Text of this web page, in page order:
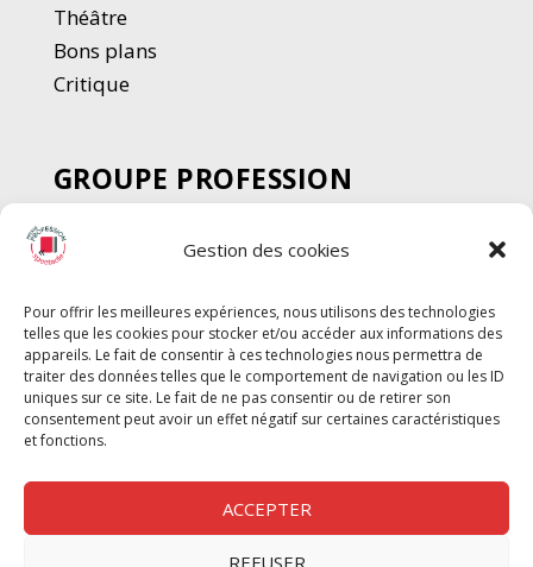
Gestion des cookies
Pour offrir les meilleures expériences, nous utilisons des technologies
telles que les cookies pour stocker et/ou accéder aux informations des
appareils. Le fait de consentir à ces technologies nous permettra de
traiter des données telles que le comportement de navigation ou les ID
uniques sur ce site. Le fait de ne pas consentir ou de retirer son
consentement peut avoir un effet négatif sur certaines caractéristiques
et fonctions.
ACCEPTER
REFUSER
Théâtre
Bons plans
Critique
GROUPE PROFESSION
SPECTACLE
Chèque Intermittents
Chèque Compta
Chèque Emploi Spectacle
G-Pods
Profession Audio-visuel